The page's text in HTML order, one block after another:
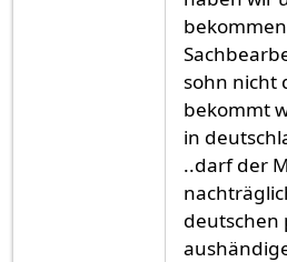
sohn nicht
bekommt
in
..darf der
deutschen